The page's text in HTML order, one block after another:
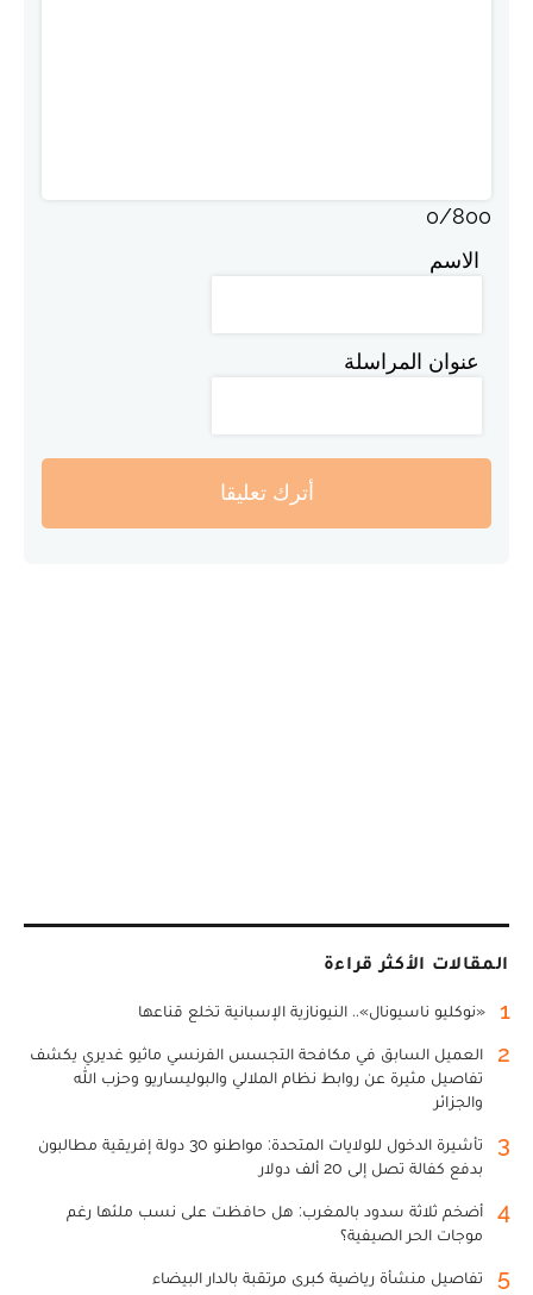
0/800
الاسم
عنوان المراسلة
أترك تعليقا
المقالات الأكثر قراءة
1 «نوكليو ناسيونال».. النيونازية الإسبانية تخلع قناعها
2
العميل السابق في مكافحة التجسس الفرنسي ماثيو غديري يكشف
تفاصيل مثيرة عن روابط نظام الملالي والبوليساريو وحزب الله
والجزائر
3
تأشيرة الدخول للولايات المتحدة: مواطنو 30 دولة إفريقية مطالبون
بدفع كفالة تصل إلى 20 ألف دولار
4
أضخم ثلاثة سدود بالمغرب: هل حافظت على نسب ملئها رغم
موجات الحر الصيفية؟
5 تفاصيل منشأة رياضية كبرى مرتقبة بالدار البيضاء